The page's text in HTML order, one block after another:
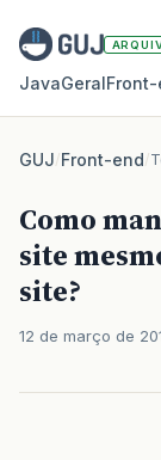
JavaGeral
GUJ/Front-end/
Como
site
site?
12 de março de